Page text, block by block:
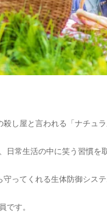
し屋と言われる「ナチュ
日常生活の中に笑う習慣を
ってくれる生体防御シス
です。